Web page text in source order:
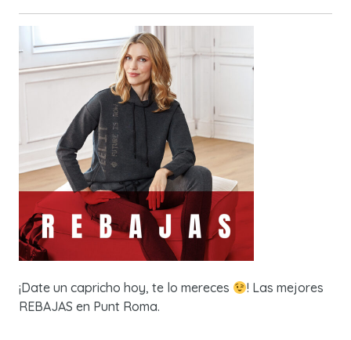
¡Date un capricho hoy, te lo mereces
! Las mejores
REBAJAS en Punt Roma.